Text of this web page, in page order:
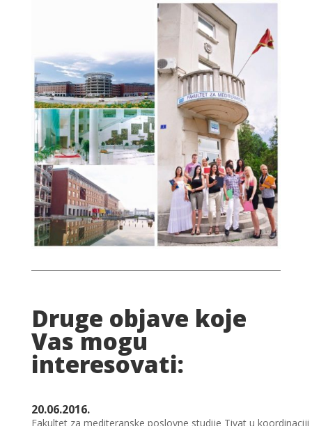
Druge objave koje
Vas mogu
interesovati:
20.06.2016.
Fakultet za mediteranske poslovne studije Tivat u